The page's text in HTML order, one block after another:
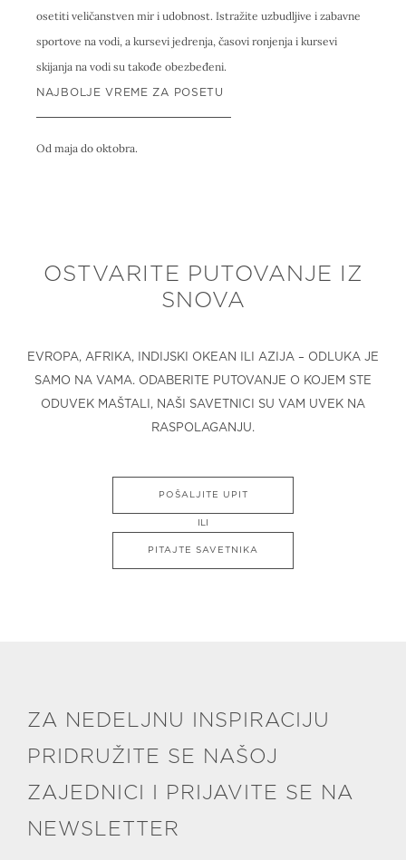
osetiti veličanstven mir i udobnost. Istražite uzbudljive i zabavne
sportove na vodi, a kursevi jedrenja, časovi ronjenja i kursevi
skijanja na vodi su takođe obezbeđeni.
NAJBOLJE VREME ZA POSETU
Od maja do oktobra.
OSTVARITE PUTOVANJE IZ
SNOVA
EVROPA, AFRIKA, INDIJSKI OKEAN ILI AZIJA – ODLUKA JE
SAMO NA VAMA. ODABERITE PUTOVANJE O KOJEM STE
ODUVEK MAŠTALI, NAŠI SAVETNICI SU VAM UVEK NA
RASPOLAGANJU.
POŠALJITE UPIT
PITAJTE SAVETNIKA
ZA NEDELJNU INSPIRACIJU
PRIDRUŽITE SE NAŠOJ
ZAJEDNICI I PRIJAVITE SE NA
NEWSLETTER